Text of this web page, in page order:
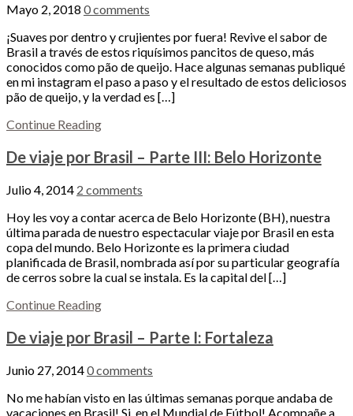
Mayo 2, 2018 0 comments
¡Suaves por dentro y crujientes por fuera! Revive el sabor de
Brasil a través de estos riquísimos pancitos de queso, más
conocidos como pão de queijo. Hace algunas semanas publiqué
en mi instagram el paso a paso y el resultado de estos deliciosos
pão de queijo, y la verdad es […]
Continue Reading
De viaje por Brasil – Parte III: Belo Horizonte
Julio 4, 2014 2 comments
Hoy les voy a contar acerca de Belo Horizonte (BH), nuestra
última parada de nuestro espectacular viaje por Brasil en esta
copa del mundo. Belo Horizonte es la primera ciudad
planificada de Brasil, nombrada así por su particular geografía
de cerros sobre la cual se instala. Es la capital del […]
Continue Reading
De viaje por Brasil – Parte I: Fortaleza
Junio 27, 20140 comments
No me habían visto en las últimas semanas porque andaba de
vacaciones en Brasil! Si, en el Mundial de Fútbol! Acompañe a